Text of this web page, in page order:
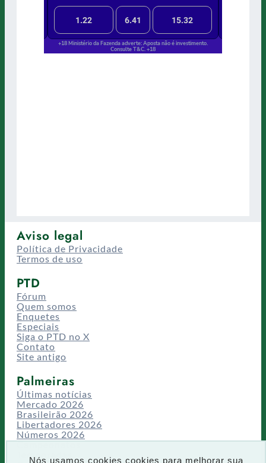
Nós usamos cookies cookies para melhorar sua
Aviso legal
Política de Privacidade
Termos de uso
PTD
Fórum
Quem somos
Enquetes
Especiais
Siga o PTD no X
Contato
Site antigo
Palmeiras
Últimas notícias
Mercado 2026
Brasileirão 2026
Libertadores 2026
Números 2026
Campeonatos
Temporadas